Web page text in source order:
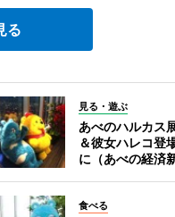
る
見る・遊ぶ
あべのハルカス
＆彼女ハレコ登
に（あべの経済
食べる